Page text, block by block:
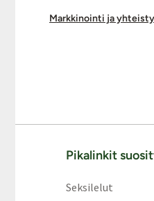
Markkinointi ja
Pikalinkit
Seksilelut